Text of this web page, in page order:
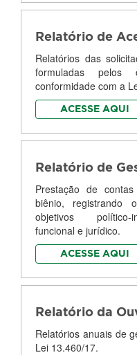
Relatório de
Relatórios das
formuladas pelos
conformidade com a
ACESSE AQUI
Relatório de
Prestação de
biênio, registrando
objetivos político-
funcional e jurídico.
ACESSE AQUI
Relatório da
Relatórios anuais de
Lei 13.460/17.